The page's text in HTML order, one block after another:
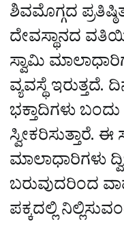
ಶಿವಮೊಗ್ಗದ
ದೇವಸ್ಥಾನದ
ಸ್ವಾಮಿ
ವ್ಯವಸ್ಥೆ ಇರುತ್ತದೆ.
ಭಕ್ತಾದಿಗಳು
ಸ್ವೀಕರಿಸುತ್ತಾರೆ.
ಮಾಲಾಧಾರಿಗಳು
ಬರುವುದರಿಂದ
ಪಕ್ಕದಲ್ಲಿ